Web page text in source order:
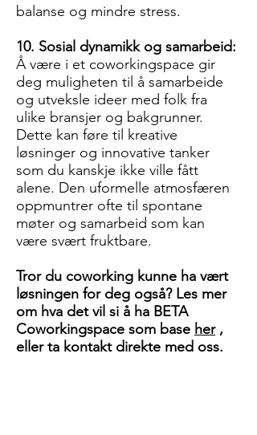
balanse og mindre stress.
10. Sosial dynamikk og samarbeid:
Å være i et coworkingspace gir
deg muligheten til å samarbeide
og utveksle ideer med folk fra
ulike bransjer og bakgrunner.
Dette kan føre til kreative
løsninger og innovative tanker
som du kanskje ikke ville fått
alene. Den uformelle atmosfæren
oppmuntrer ofte til spontane
møter og samarbeid som kan
være svært fruktbare.
​Tror du coworking kunne ha vært
løsningen for deg også? Les mer
om hva det vil si å ha BETA
Coworkingspace som base her,
eller ta kontakt direkte med oss.